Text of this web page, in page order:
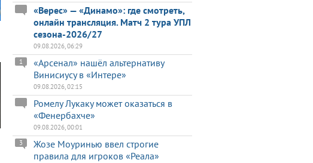
«Верес» — «Динамо»: где смотреть,
онлайн трансляция. Матч 2 тура УПЛ
сезона-2026/27
09.08.2026, 06:29
«Арсенал» нашёл альтернативу
Винисиусу в «Интере»
1
09.08.2026, 02:15
Ромелу Лукаку может оказаться в
«Фенербахче»
09.08.2026, 00:01
Жозе Моуринью ввел строгие
правила для игроков «Реала»
3